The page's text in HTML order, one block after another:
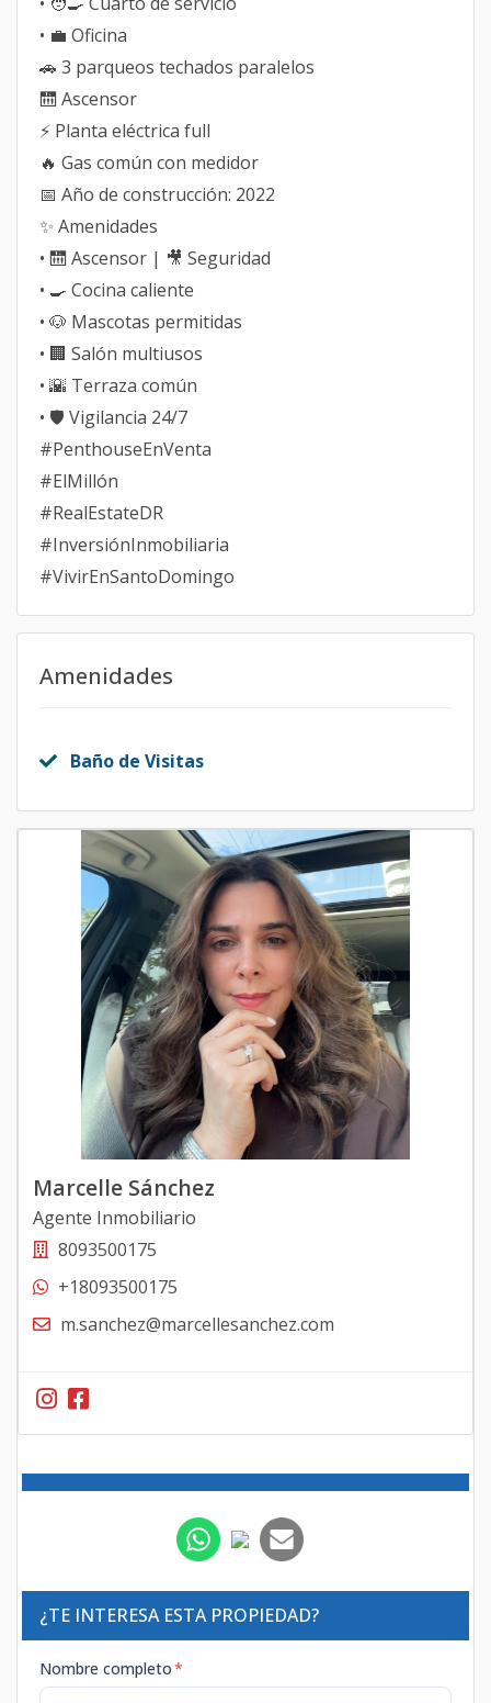
• 💼 Oficina
🚗 3 parqueos techados paralelos
🛗 Ascensor
⚡ Planta eléctrica full
🔥 Gas común con medidor
📅 Año de construcción: 2022
✨ Amenidades
• 🛗 Ascensor | 🎥 Seguridad
• 🍳 Cocina caliente
• 🐶 Mascotas permitidas
• 🏢 Salón multiusos
• 🌇 Terraza común
• 🛡️ Vigilancia 24/7
#PenthouseEnVenta
#ElMillón
#RealEstateDR
#InversiónInmobiliaria
#VivirEnSantoDomingo
Amenidades
Baño de Visitas
Marcelle Sánchez
Agente Inmobiliario
8093500175
+18093500175
m.sanchez@marcellesanchez.com
¿TE INTERESA ESTA PROPIEDAD?
Nombre completo*